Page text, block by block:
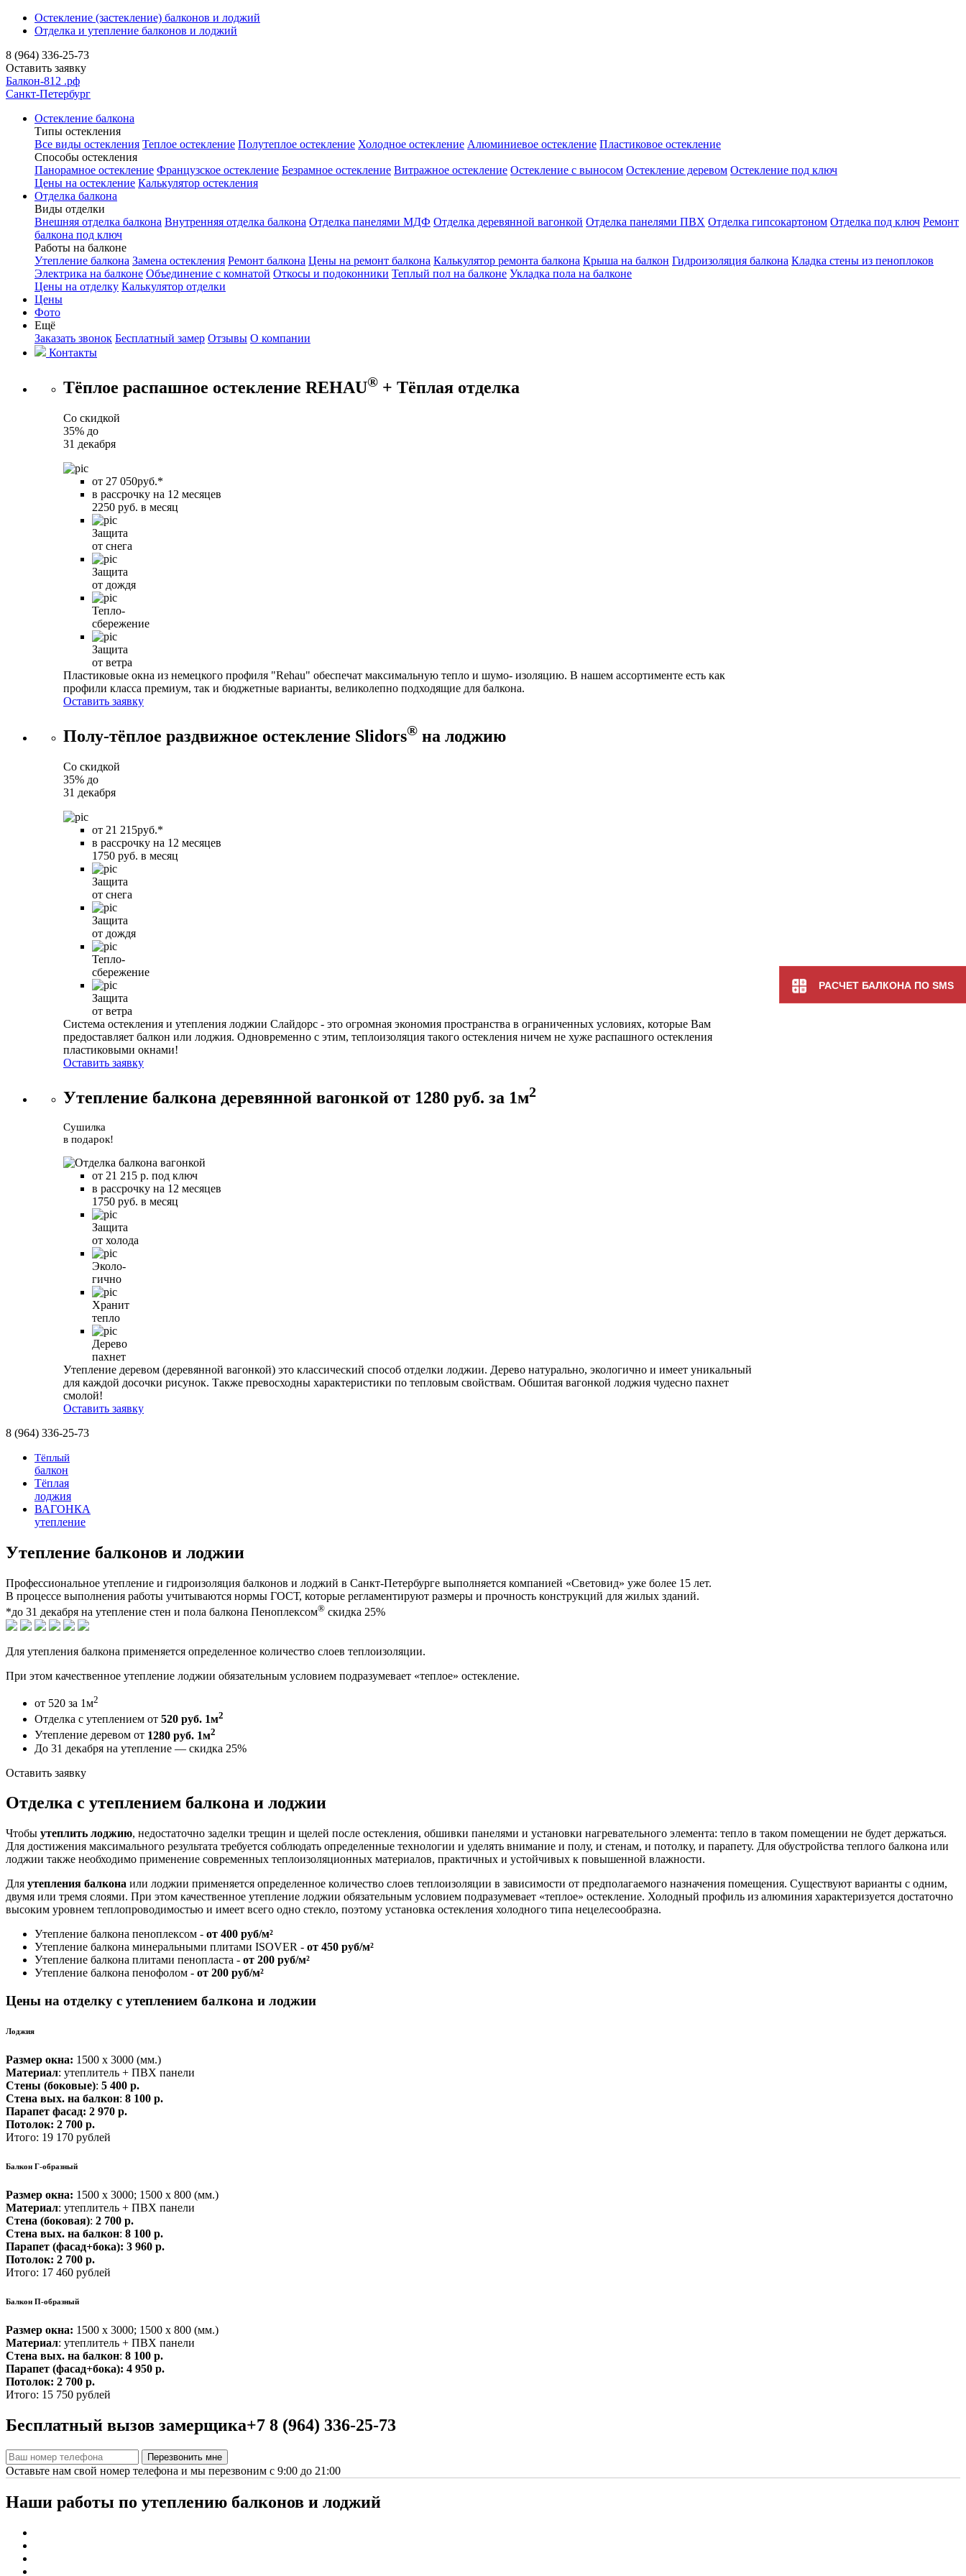
РАСЧЕТ БАЛКОНА ПО SMS
Остекление (застекление) балконов и лоджий
Отделка и утепление балконов и лоджий
8 (964) 336-25-73
Оставить заявку
Балкон-812 .рф
Санкт-Петербург
Остекление балкона
Типы остекления
Все виды остекления Теплое остекление Полутеплое остекление Холодное остекление Алюминиевое остекление Пластиковое остекление
Способы остекления
Панорамное остекление Французское остекление Безрамное остекление Витражное остекление Остекление с выносом Остекление деревом Остекление под ключ
Цены на остекление Калькулятор остекления
Отделка балкона
Виды отделки
Внешняя отделка балкона Внутренняя отделка балкона Отделка панелями МДФ Отделка деревянной вагонкой Отделка панелями ПВХ Отделка гипсокартоном Отделка под ключ Ремонт
балкона под ключ
Работы на балконе
Утепление балкона Замена остекления Ремонт балкона Цены на ремонт балкона Калькулятор ремонта балкона Крыша на балкон Гидроизоляция балкона Кладка стены из пеноплоков
Электрика на балконе Объединение с комнатой Откосы и подоконники Теплый пол на балконе Укладка пола на балконе
Цены на отделку Калькулятор отделки
Цены
Фото
Ещё
Заказать звонок Бесплатный замер Отзывы О компании
Контакты
Тёплое распашное остекление REHAU® + Тёплая отделка
Со скидкой
35% до
31 декабря
от 27 050руб.*
в рассрочку на 12 месяцев
2250 руб. в месяц
Защита
от снега
Защита
от дождя
Тепло-
сбережение
Защита
от ветра
Пластиковые окна из немецкого профиля "Rehau" обеспечат максимальную тепло и шумо- изоляцию. В нашем ассортименте есть как
профили класса премиум, так и бюджетные варианты, великолепно подходящие для балкона.
Оставить заявку
Полу-тёплое раздвижное остекление Slidors® на лоджию
Со скидкой
35% до
31 декабря
от 21 215руб.*
в рассрочку на 12 месяцев
1750 руб. в месяц
Защита
от снега
Защита
от дождя
Тепло-
сбережение
Защита
от ветра
Система остекления и утепления лоджии Слайдорс - это огромная экономия пространства в ограниченных условиях, которые Вам
предоставляет балкон или лоджия. Одновременно с этим, теплоизоляция такого остекления ничем не хуже распашного остекления
пластиковыми окнами!
Оставить заявку
Утепление балкона деревянной вагонкой от 1280 руб. за 1м2
Сушилка
в подарок!
от 21 215 р. под ключ
в рассрочку на 12 месяцев
1750 руб. в месяц
Защита
от холода
Эколо-
гично
Хранит
тепло
Дерево
пахнет
Утепление деревом (деревянной вагонкой) это классический способ отделки лоджии. Дерево натурально, экологично и имеет уникальный
для каждой досочки рисунок. Также превосходны характеристики по тепловым свойствам. Обшитая вагонкой лоджия чудесно пахнет
смолой!
Оставить заявку
8 (964) 336-25-73
Тёплый
балкон
Тёплая
лоджия
ВАГОНКА
утепление
Утепление балконов и лоджии
Профессиональное утепление и гидроизоляция балконов и лоджий в Санкт-Петербурге выполняется компанией «Световид» уже более 15 лет.
В процессе выполнения работы учитываются нормы ГОСТ, которые регламентируют размеры и прочность конструкций для жилых зданий.
*до 31 декабря на утепление стен и пола балкона Пеноплексом® скидка 25%
Для утепления балкона применяется определенное количество слоев теплоизоляции.
При этом качественное утепление лоджии обязательным условием подразумевает «теплое» остекление.
от 520 за 1м2
Отделка с утеплением от 520 руб. 1м2
Утепление деревом от 1280 руб. 1м2
До 31 декабря на утепление — скидка 25%
Оставить заявку
Отделка с утеплением балкона и лоджии
Чтобы утеплить лоджию, недостаточно заделки трещин и щелей после остекления, обшивки панелями и установки нагревательного элемента: тепло в таком помещении не будет держаться.
Для достижения максимального результата требуется соблюдать определенные технологии и уделять внимание и полу, и стенам, и потолку, и парапету. Для обустройства теплого балкона или
лоджии также необходимо применение современных теплоизоляционных материалов, практичных и устойчивых к повышенной влажности.
Для утепления балкона или лоджии применяется определенное количество слоев теплоизоляции в зависимости от предполагаемого назначения помещения. Существуют варианты с одним,
двумя или тремя слоями. При этом качественное утепление лоджии обязательным условием подразумевает «теплое» остекление. Холодный профиль из алюминия характеризуется достаточно
высоким уровнем теплопроводимостью и имеет всего одно стекло, поэтому установка остекления холодного типа нецелесообразна.
Утепление балкона пеноплексом - от 400 руб/м²
Утепление балкона минеральными плитами ISOVER - от 450 руб/м²
Утепление балкона плитами пенопласта - от 200 руб/м²
Утепление балкона пенофолом - от 200 руб/м²
Цены на отделку с утеплением балкона и лоджии
Лоджия
Размер окна: 1500 х 3000 (мм.)
Материал: утеплитель + ПВХ панели
Стены (боковые): 5 400 р.
Стена вых. на балкон: 8 100 р.
Парапет фасад: 2 970 р.
Потолок: 2 700 р.
Итого: 19 170 рублей
Балкон Г-образный
Размер окна: 1500 х 3000; 1500 х 800 (мм.)
Материал: утеплитель + ПВХ панели
Стена (боковая): 2 700 р.
Стена вых. на балкон: 8 100 р.
Парапет (фасад+бока): 3 960 р.
Потолок: 2 700 р.
Итого: 17 460 рублей
Балкон П-образный
Размер окна: 1500 х 3000; 1500 х 800 (мм.)
Материал: утеплитель + ПВХ панели
Стена вых. на балкон: 8 100 р.
Парапет (фасад+бока): 4 950 р.
Потолок: 2 700 р.
Итого: 15 750 рублей
Бесплатный вызов замерщика+7 8 (964) 336-25-73
Оставьте нам свой номер телефона и мы перезвоним с 9:00 до 21:00
Наши работы по утеплению балконов и лоджий